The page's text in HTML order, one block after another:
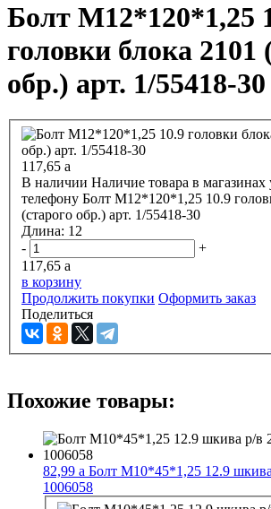
Болт М12*120*1,25
головки блока 2101
обр.) арт. 1/55418-30
117,65 a
В наличии Наличие товара в магазинах
телефону Болт М12*120*1,25 10.9
(старого обр.) арт. 1/55418-30
Длина: 12
-
+
117,65 a
в корзину
Продолжить покупки Оформить заказ
Поделиться
Похожие товары:
82,99 a Болт М10*45*1,25 12.9 шкива
1006058